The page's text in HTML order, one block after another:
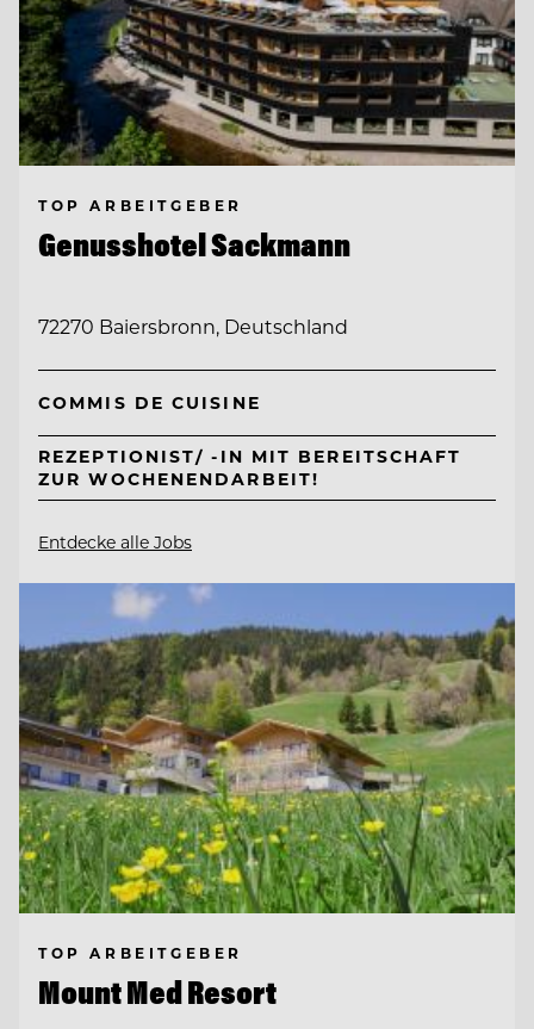
TOP ARBEITGEBER
Genusshotel Sackmann
72270 Baiersbronn, Deutschland
COMMIS DE CUISINE
REZEPTIONIST/ -IN MIT BEREITSCHAFT
ZUR WOCHENENDARBEIT!
Entdecke alle Jobs
TOP ARBEITGEBER
Mount Med Resort